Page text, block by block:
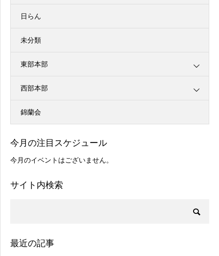
日らん
未分類
東部本部
西部本部
錦蘭会
今月の注目スケジュール
今月のイベントはございません。
サイト内検索
最近の記事